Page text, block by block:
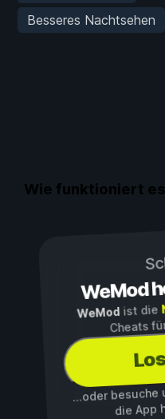
Besseres Nachtsehen
Wie funktioniert
WeMod
WeMod ist die
Cheats
...oder
die App